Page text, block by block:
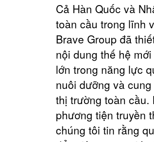
Cả Hàn Quốc và
toàn cầu trong lĩnh
Brave Group đã
nội dung thế hệ
lớn trong năng lực
nuôi dưỡng và
thị trường toàn
phương tiện truyền
chúng tôi tin rằng